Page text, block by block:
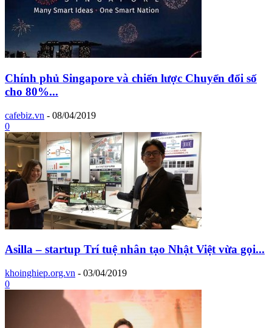
Chính phủ Singapore và chiến lược Chuyển đổi số
cho 80%...
cafebiz.vn - 08/04/2019
0
Asilla – startup Trí tuệ nhân tạo Nhật Việt vừa gọi...
khoinghiep.org.vn - 03/04/2019
0